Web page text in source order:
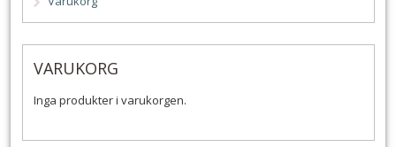
VARUKORG
Inga produkter i varukorgen.